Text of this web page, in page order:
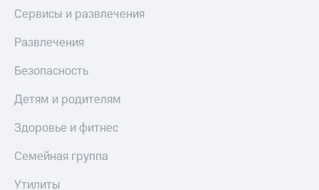
Сервисы и развлечения
Развлечения
Безопасность
Детям и родителям
Здоровье и фитнес
Семейная группа
Утилиты